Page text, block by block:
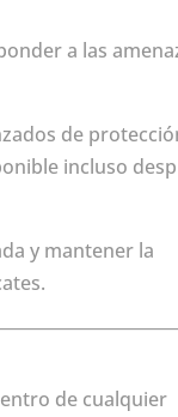
a las
de
incluso
y mantener la
de cualquier